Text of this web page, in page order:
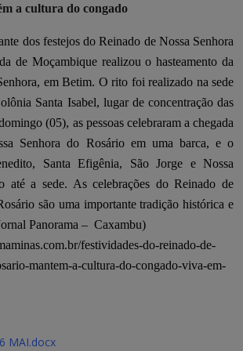
a cultura do congado
dos festejos do Reinado de Nossa Senhora
de Moçambique realizou o hasteamento da
em Betim. O rito foi realizado na sede
Santa Isabel, lugar de concentração das
(05), as pessoas celebraram a chegada
Senhora do Rosário em uma barca, e o
Santa Efigênia, São Jorge e Nossa
até a sede. As celebrações do Reinado de
são uma importante tradição histórica e
Panorama – Caxambu)
festividades-do-reinado-de-
mantem-a-cultura-do-congado-viva-em-
MAI.docx